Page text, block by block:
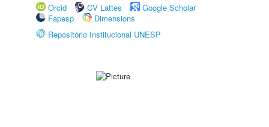
Orcid
CV Lattes
Google Scholar
Fapesp
Dimensions
Repositório Institucional UNESP